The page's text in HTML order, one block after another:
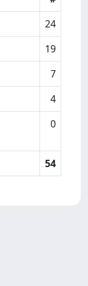
24
19
7
4
0
54